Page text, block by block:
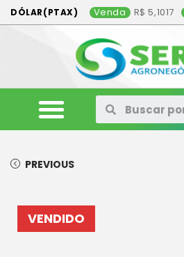
DÓLAR(PTAX) Venda 5,1017
PREVIOUS
VENDIDO